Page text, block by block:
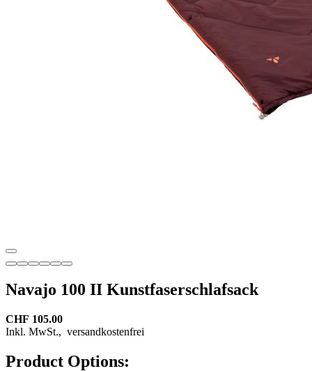
Navajo 100 II Kunstfaserschlafsack
CHF 105.00
Inkl. MwSt., versandkostenfrei
Product Options: